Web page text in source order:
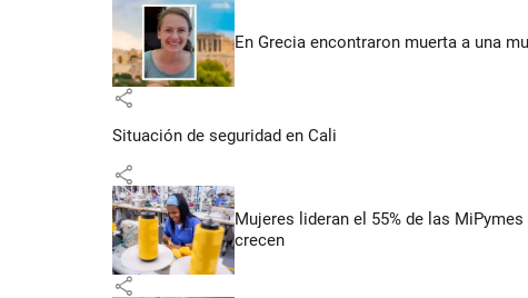
En Grecia encontraron muerta a una
share
Situación de seguridad en Cali
share
Mujeres lideran el 55% de las
crecen
share